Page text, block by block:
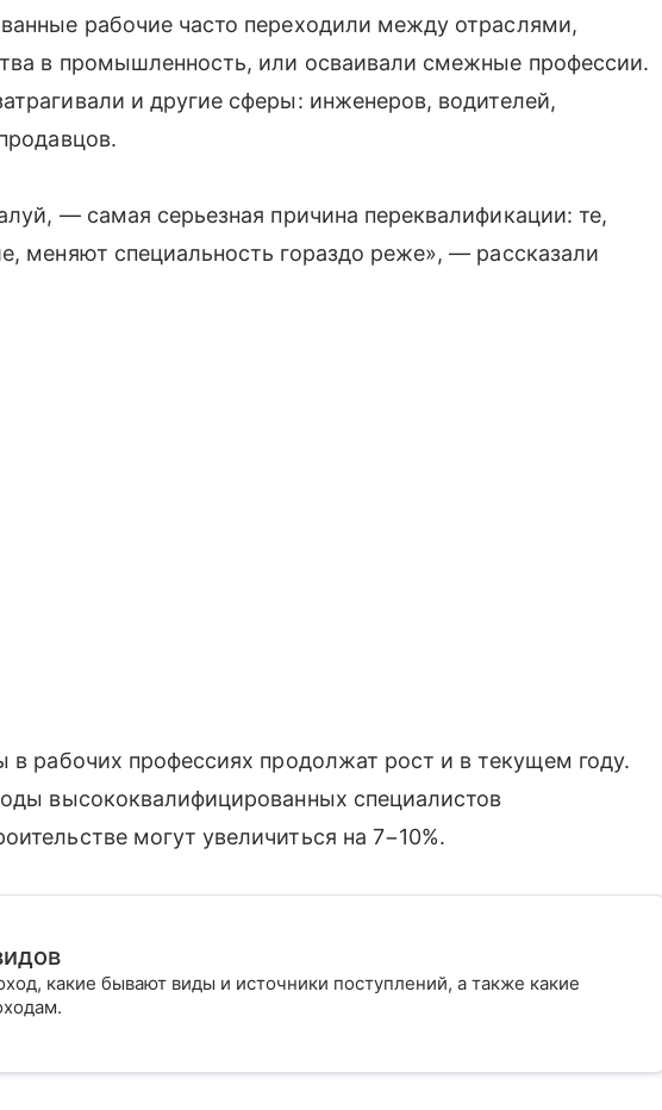
рабочие часто переходили между отраслями,
в промышленность, или осваивали смежные профессии.
и другие сферы: инженеров, водителей,
— самая серьезная причина переквалификации: те,
меняют специальность гораздо реже», — рассказали
в рабочих профессиях продолжат рост и в текущем году.
высококвалифицированных специалистов
могут увеличиться на 7−10%.
какие бывают виды и источники поступлений, а также какие